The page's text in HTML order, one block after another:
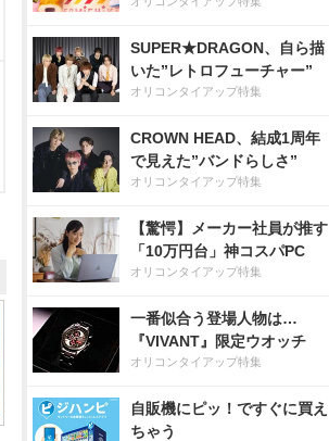
SUPER★DRAGON、自ら描
いた”レトロフューチャー”
オリコンタイアップ特集
CROWN HEAD、結成1周年
で見えた”バンドらしさ”
オリコンタイアップ特集
【驚愕】メーカー社員が推す
「10万円台」神コスパPC
オリコンタイアップ特集
一番似合う登場人物は…
『VIVANT』限定ウオッチ
オリコンタイアップ特集
自販機にピッ！ですぐに買え
ちゃう